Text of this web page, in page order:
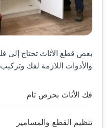
بعض قطع الأثاث تحتاج إلى
والأدوات اللازمة لفك
فك الأثاث بحرص تام
تنظيم القطع والمسامير